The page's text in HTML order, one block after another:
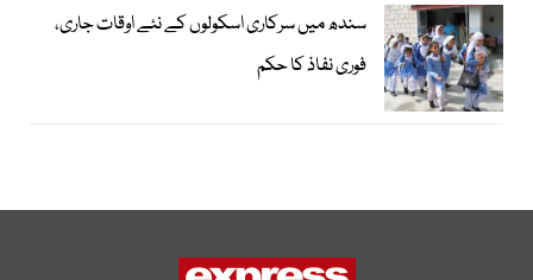
سندھ میں سرکاری اسکولوں کے نئے اوقات جاری،
فوری نفاذ کا حکم